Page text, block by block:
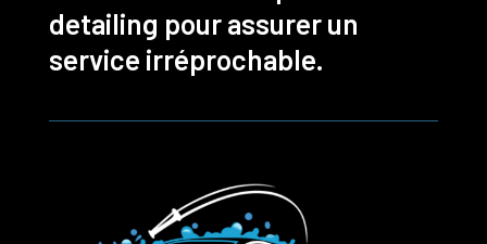
detailing pour assurer un
service irréprochable.